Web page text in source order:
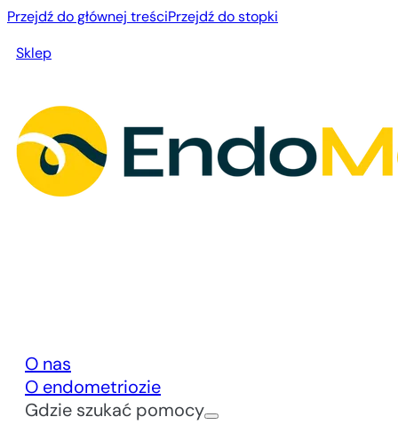
Przejdź do głównej treściPrzejdź do stopki
Sklep
O nas
O endometriozie
Gdzie szukać pomocy